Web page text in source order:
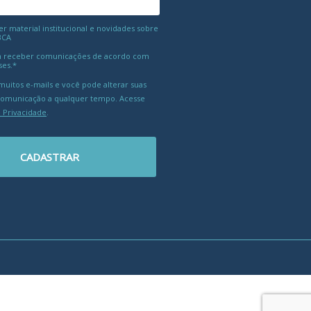
material institucional e novidades sobre
comunicações de acordo com
e-mails e você pode alterar suas
a qualquer tempo. Acesse
Privacidade.
CADASTRAR